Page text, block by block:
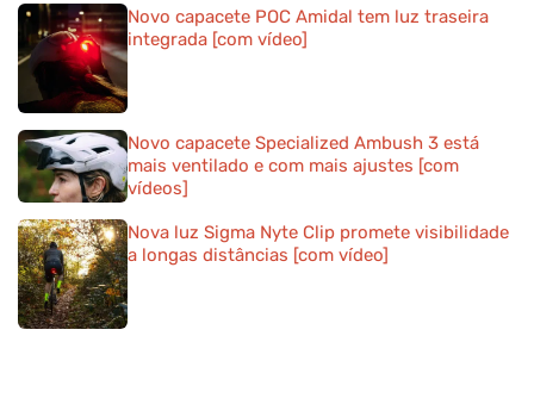
Novo capacete POC Amidal tem luz traseira
integrada [com vídeo]
Novo capacete Specialized Ambush 3 está
mais ventilado e com mais ajustes [com
vídeos]
Nova luz Sigma Nyte Clip promete visibilidade
a longas distâncias [com vídeo]